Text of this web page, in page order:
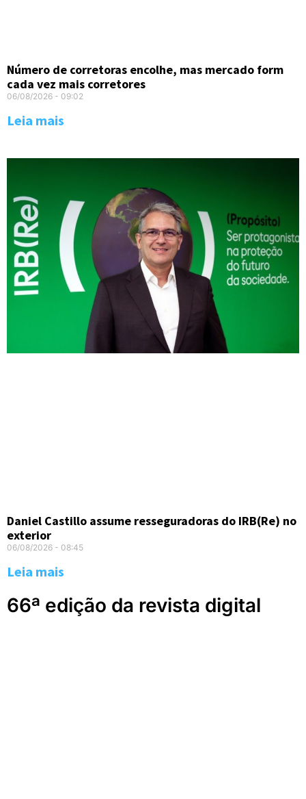
Número de corretoras encolhe, mas mercado form
cada vez mais corretores
06/08/2026 09:02
Leia mais
Daniel Castillo assume resseguradoras do IRB(Re) no
exterior
06/08/2026 08:45
Leia mais
66ª edição da revista digital